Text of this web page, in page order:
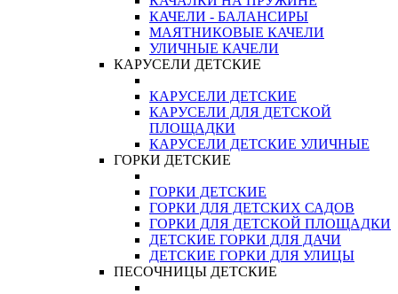
КАЧЕЛИ - БАЛАНСИРЫ
МАЯТНИКОВЫЕ КАЧЕЛИ
УЛИЧНЫЕ КАЧЕЛИ
КАРУСЕЛИ ДЕТСКИЕ
КАРУСЕЛИ ДЕТСКИЕ
КАРУСЕЛИ ДЛЯ ДЕТСКОЙ
ПЛОЩАДКИ
КАРУСЕЛИ ДЕТСКИЕ УЛИЧНЫЕ
ГОРКИ ДЕТСКИЕ
ГОРКИ ДЕТСКИЕ
ГОРКИ ДЛЯ ДЕТСКИХ САДОВ
ГОРКИ ДЛЯ ДЕТСКОЙ ПЛОЩАДКИ
ДЕТСКИЕ ГОРКИ ДЛЯ ДАЧИ
ДЕТСКИЕ ГОРКИ ДЛЯ УЛИЦЫ
ПЕСОЧНИЦЫ ДЕТСКИЕ